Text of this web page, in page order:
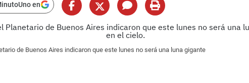
en
de Buenos Aires indicaron que este lunes no será una luna gigante